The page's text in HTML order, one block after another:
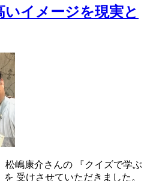
いイメージを現実と
松嶋康介さんの 『クイズで学ぶ
受けさせていただきました。